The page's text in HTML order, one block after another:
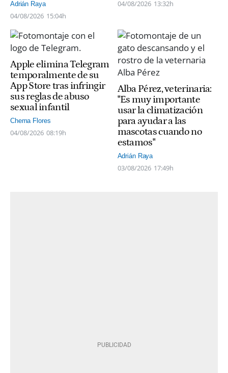
Adrián Raya
04/08/2026 15:04h
04/08/2026 13:32h
Apple elimina Telegram
temporalmente de su
App Store tras infringir
sus reglas de abuso
sexual infantil
Chema Flores
04/08/2026 08:19h
Alba Pérez, veterinaria:
"Es muy importante
usar la climatización
para ayudar a las
mascotas cuando no
estamos"
Adrián Raya
03/08/2026 17:49h